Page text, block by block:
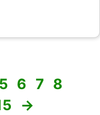
Page
5 Page
6 Page
7 Page
8
→